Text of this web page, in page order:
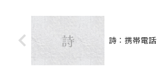
詩：携帯電話